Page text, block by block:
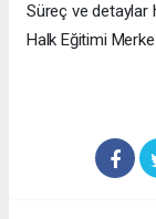
Süreç ve detaylar
Halk Eğitimi